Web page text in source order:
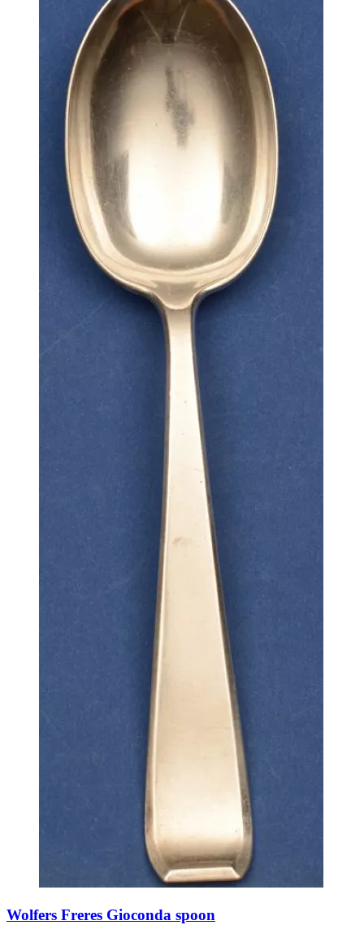
Wolfers Freres Gioconda spoon